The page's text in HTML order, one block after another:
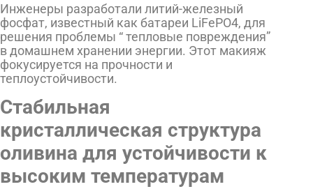
Инженеры разработали литий-железный
фосфат, известный как батареи LiFePO4, для
решения проблемы “ тепловые повреждения”
в домашнем хранении энергии. Этот макияж
фокусируется на прочности и
теплоустойчивости.
Стабильная
кристаллическая структура
оливина для устойчивости к
высоким температурам